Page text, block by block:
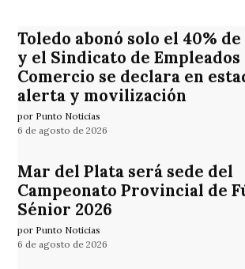
Toledo abonó solo el 40%
y el Sindicato de Empleados
Comercio se declara en
alerta y movilización
por Punto Noticias
6 de agosto de 2026
Mar del Plata será sede del
Campeonato Provincial de
Sénior 2026
por Punto Noticias
6 de agosto de 2026